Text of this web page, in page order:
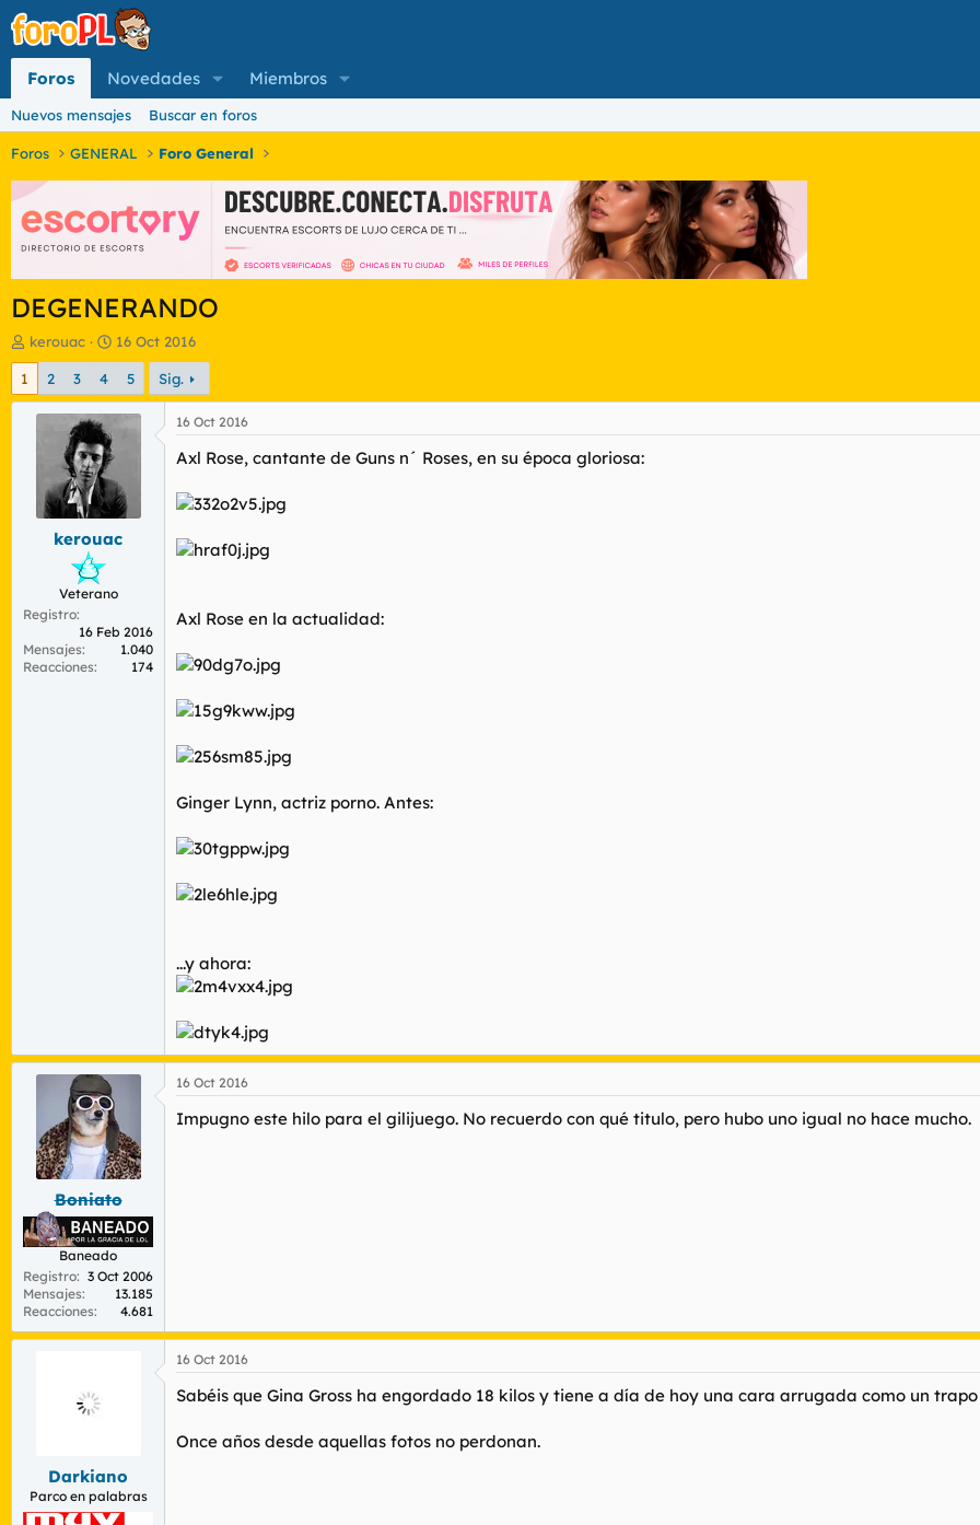
Foros Novedades Miembros
Nuevos mensajes Buscar en foros
Foros GENERAL Foro General
DEGENERANDO
I
n
c
d
m
kerouac
F
e
h
a
i
n
i
c
16 Oct 2016
1 2 3 4 5 Sig.
kerouac
Veterano
Registro
16 Feb 2016
Mensajes
1.040
Reacciones
174
16 Oct 2016
Axl Rose, cantante de Guns n´ Roses, en su época gloriosa:
Axl Rose en la actualidad:
Ginger Lynn, actriz porno. Antes:
...y ahora:
Boniato
Baneado
Registro
3 Oct 2006
Mensajes
13.185
Reacciones
4.681
16 Oct 2016
Impugno este hilo para el gilijuego. No recuerdo con qué titulo, pero hubo uno igual no hace mucho.
Darkiano
Parco en palabras
16 Oct 2016
Sabéis que Gina Gross ha engordado 18 kilos y tiene a día de hoy una cara arrugada como un
Once años desde aquellas fotos no perdonan.